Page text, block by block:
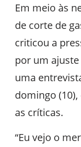
Em meio às
de corte de
criticou a
por um
uma
domingo
as críticas.
“Eu vejo o